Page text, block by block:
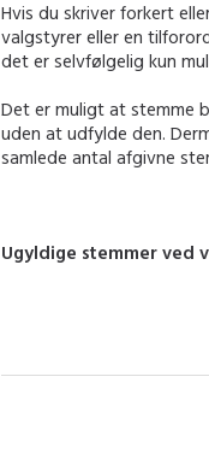
Hvis du skriver forkert
valgstyrer eller en
det er selvfølgelig kun
Det er muligt at stemme
uden at udfylde den.
samlede antal afgivne
Ugyldige stemmer ved